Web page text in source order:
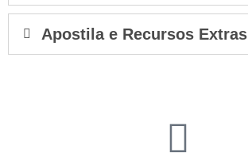
Apostila e Recursos Extras